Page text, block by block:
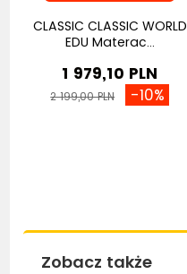
CLASSIC CLASSIC WORLD
EDU Materac...
1 979,10 PLN
2 199,00 PLN -10%
Zobacz także